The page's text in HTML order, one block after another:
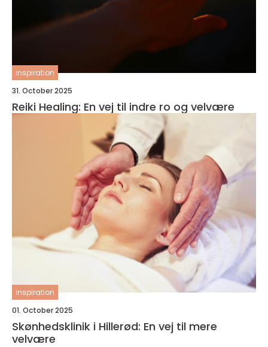
inspiration
31. October 2025
Reiki Healing: En vej til indre ro og velvære
inspiration
01. October 2025
Skønhedsklinik i Hillerød: En vej til mere
velvære